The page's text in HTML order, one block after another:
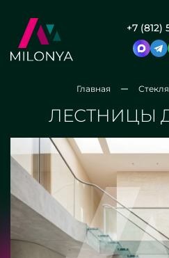
+7 (812)
Главная
ЛЕСТНИЦЫ